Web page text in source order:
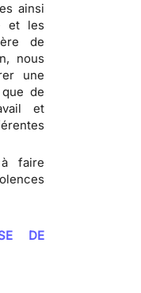
ainsi
et les
de
nous
une
de
et
faire
DE